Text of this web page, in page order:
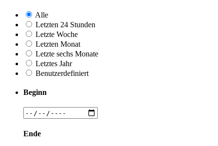
Alle
Letzten 24 Stunden
Letzte Woche
Letzten Monat
Letzte sechs Monate
Letztes Jahr
Benutzerdefiniert
Beginn
Ende